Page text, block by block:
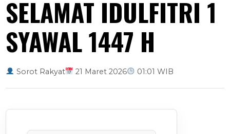
SELAMAT IDULFITRI 1
SYAWAL 1447 H
Sorot Rakyat 21 Maret 2026 01:01 WIB